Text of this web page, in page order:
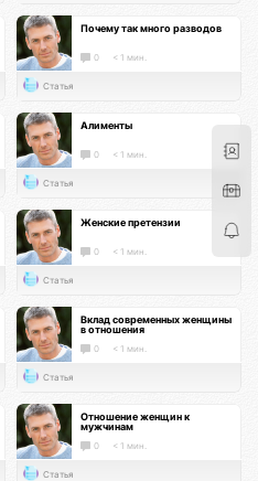
Почему так много разводов
0 < 1 мин.
Статья
Алименты
0 < 1 мин.
Статья
Женские претензии
0 < 1 мин.
Статья
Вклад современных женщины
в отношения
0 < 1 мин.
Статья
Отношение женщин к
мужчинам
0 < 1 мин.
Статья